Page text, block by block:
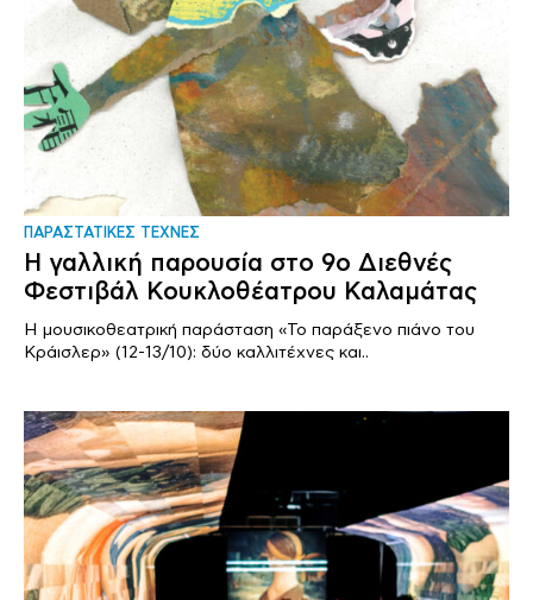
ΠΑΡΑΣΤΑΤΙΚΕΣ ΤΕΧΝΕΣ
Η γαλλική παρουσία στο 9ο Διεθνές
Φεστιβάλ Κουκλοθέατρου Καλαμάτας
H μουσικοθεατρική παράσταση «Το παράξενο πιάνο του
Κράισλερ» (12-13/10): δύο καλλιτέχνες και..